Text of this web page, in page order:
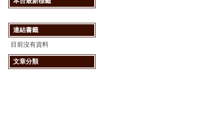
連結書籤
目前沒有資料
文章分類